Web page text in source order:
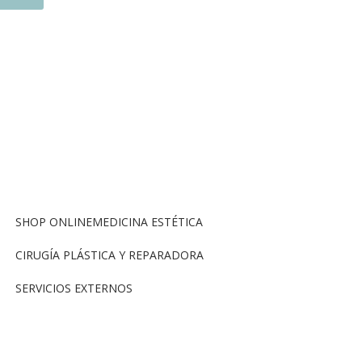
SHOP ONLINEMEDICINA ESTÉTICA
CIRUGÍA PLÁSTICA Y REPARADORA
SERVICIOS EXTERNOS